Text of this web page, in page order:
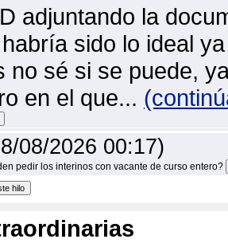
adjuntando la
sido lo ideal
no sé si se puede,
en el que...
08/2026 00:17)
pedir los interinos con vacante de curso entero?